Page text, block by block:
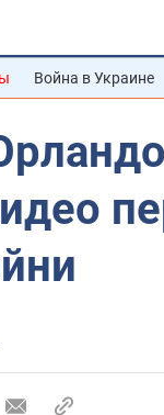
Война в Украине